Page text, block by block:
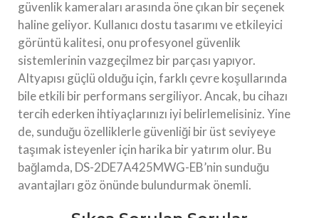
güvenlik kameraları arasında öne çıkan bir seçenek
haline geliyor. Kullanıcı dostu tasarımı ve etkileyici
görüntü kalitesi, onu profesyonel güvenlik
sistemlerinin vazgeçilmez bir parçası yapıyor.
Altyapısı güçlü olduğu için, farklı çevre koşullarında
bile etkili bir performans sergiliyor. Ancak, bu cihazı
tercih ederken ihtiyaçlarınızı iyi belirlemelisiniz. Yine
de, sunduğu özelliklerle güvenliği bir üst seviyeye
taşımak isteyenler için harika bir yatırım olur. Bu
bağlamda, DS-2DE7A425MWG-EB’nin sunduğu
avantajları göz önünde bulundurmak önemli.